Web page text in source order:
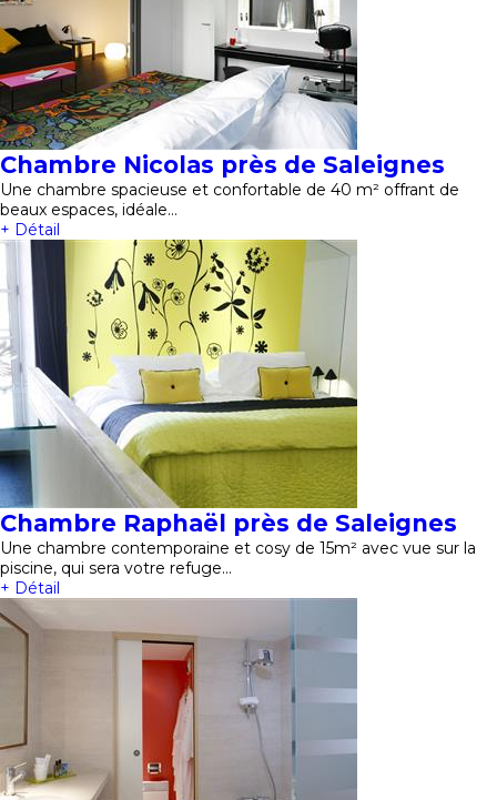
Chambre Nicolas près de Saleignes
Une chambre spacieuse et confortable de 40 m² offrant de
beaux espaces, idéale…
+ Détail
Chambre Raphaël près de Saleignes
Une chambre contemporaine et cosy de 15m² avec vue sur la
piscine, qui sera votre refuge…
+ Détail